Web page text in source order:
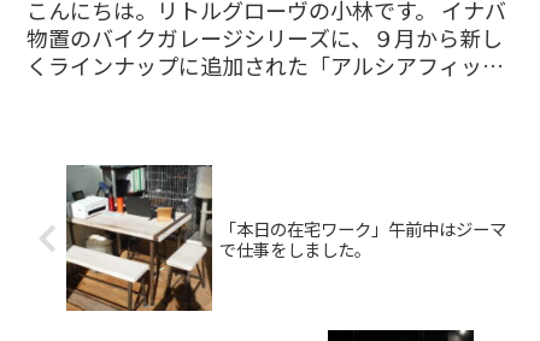
こんにちは。リトルグローヴの小林です。 イナバ
物置のバイクガレージシリーズに、９月から新し
くラインナップに追加された「アルシアフィッ
「本日の在宅ワーク」午前中はジーマ
で仕事をしました。